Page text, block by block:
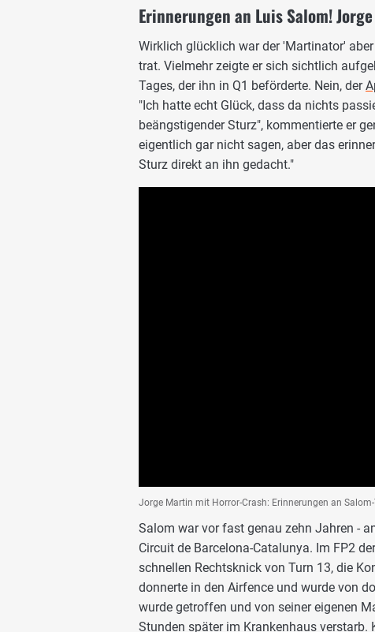
Erinnerungen an Luis Salom!
Wirklich glücklich war der 'Martinator'
trat. Vielmehr zeigte er sich sichtlich
Tages, der ihn in Q1 beförderte. Nein, der
"Ich hatte echt Glück, dass da nichts
beängstigender Sturz", kommentierte er
eigentlich gar nicht sagen, aber das
Sturz direkt an ihn gedacht."
Jorge Martin mit Horror-Crash: Erinnerungen an
Salom war vor fast genau zehn Jahren -
Circuit de Barcelona-Catalunya. Im FP2
schnellen Rechtsknick von Turn 13, die
donnerte in den Airfence und wurde von
wurde getroffen und von seiner eigenen
Stunden später im Krankenhaus